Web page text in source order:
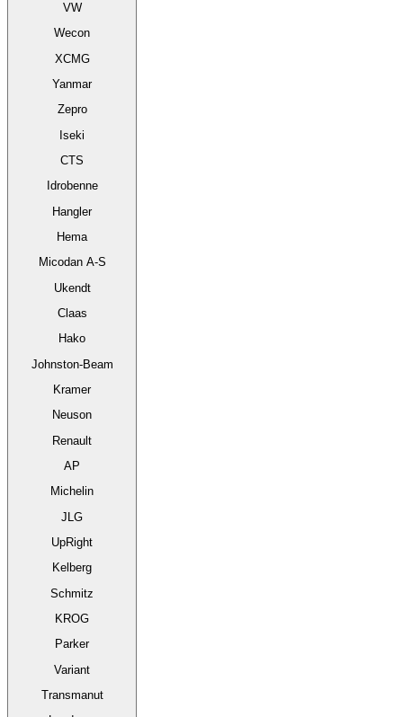
VW
Wecon
XCMG
Yanmar
Zepro
Iseki
CTS
Idrobenne
Hangler
Hema
Micodan A-S
Ukendt
Claas
Hako
Johnston-Beam
Kramer
Neuson
Renault
AP
Michelin
JLG
UpRight
Kelberg
Schmitz
KROG
Parker
Variant
Transmanut